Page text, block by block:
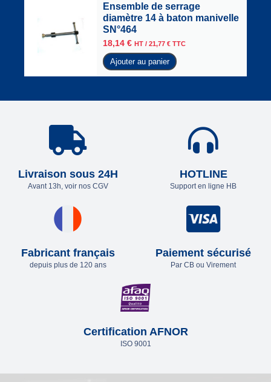
Ensemble de serrage
diamètre 14 à baton manivelle
SN°464
18,14 € HT / 21,77 € TTC
Ajouter au panier
Livraison sous 24H
Avant 13h, voir nos CGV
HOTLINE
Support en ligne HB
Fabricant français
depuis plus de 120 ans
Paiement sécurisé
Par CB ou Virement
Certification AFNOR
ISO 9001